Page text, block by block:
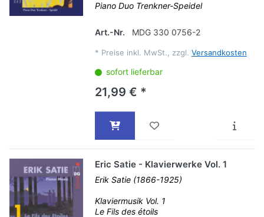
Piano Duo Trenkner-Speidel
Art.-Nr. MDG 330 0756-2
* Preise inkl. MwSt., zzgl. Versandkosten
sofort lieferbar
21,99 € *
Eric Satie - Klavierwerke Vol. 1
Erik Satie (1866-1925)
Klaviermusik Vol. 1
Le Fils des étoils